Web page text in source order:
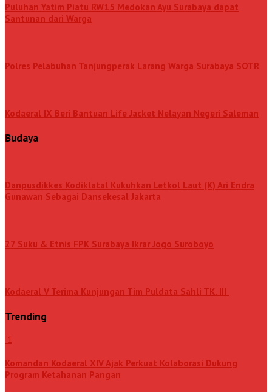
Puluhan Yatim Piatu RW15 Medokan Ayu Surabaya dapat
Santunan dari Warga
Polres Pelabuhan Tanjungperak Larang Warga Surabaya SOTR
Kodaeral IX Beri Bantuan Life Jacket Nelayan Negeri Saleman
Budaya
Danpusdikkes Kodiklatal Kukuhkan Letkol Laut (K) Ari Endra
Gunawan Sebagai Dansekesal Jakarta
27 Suku & Etnis FPK Surabaya Ikrar Jogo Suroboyo
Kodaeral V Terima Kunjungan Tim Puldata Sahli TK. III
Trending
1
Komandan Kodaeral XIV Ajak Perkuat Kolaborasi Dukung
Program Ketahanan Pangan